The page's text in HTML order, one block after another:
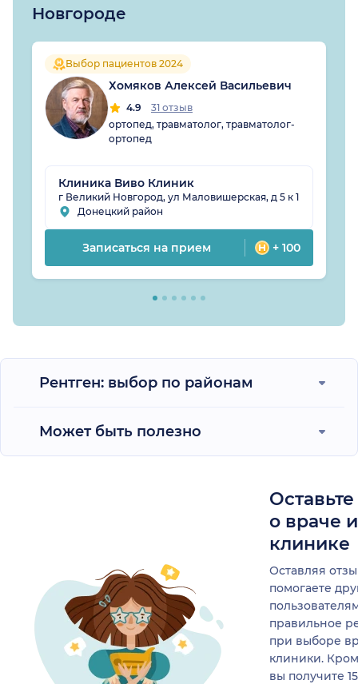
Новгороде
Выбор пациентов 2024
Хомяков Алексей Васильевич
4.9
31 отзыв
ортопед, травматолог, травматолог-
ортопед
Клиника Виво Клиник
г Великий Новгород, ул Маловишерская, д 5 к 1
Донецкий район
Записаться на прием + 100
Рентген: выбор по районам
Может быть полезно
о враче
клинике
Оставляя
помогаете
правильное
при выборе
клиники.
вы получите